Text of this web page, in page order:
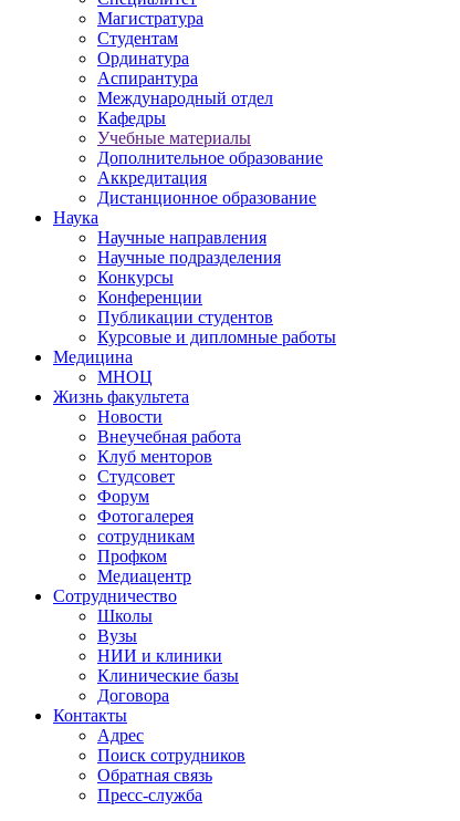
Магистратура
Студентам
Ординатура
Аспирантура
Международный отдел
Кафедры
Учебные материалы
Дополнительное образование
Аккредитация
Дистанционное образование
Наука
Научные направления
Научные подразделения
Конкурсы
Конференции
Публикации студентов
Курсовые и дипломные работы
Медицина
МНОЦ
Жизнь факультета
Новости
Внеучебная работа
Клуб менторов
Студсовет
Форум
Фотогалерея
сотрудникам
Профком
Медиацентр
Сотрудничество
Школы
Вузы
НИИ и клиники
Клинические базы
Договора
Контакты
Адрес
Поиск сотрудников
Обратная связь
Пресс-служба